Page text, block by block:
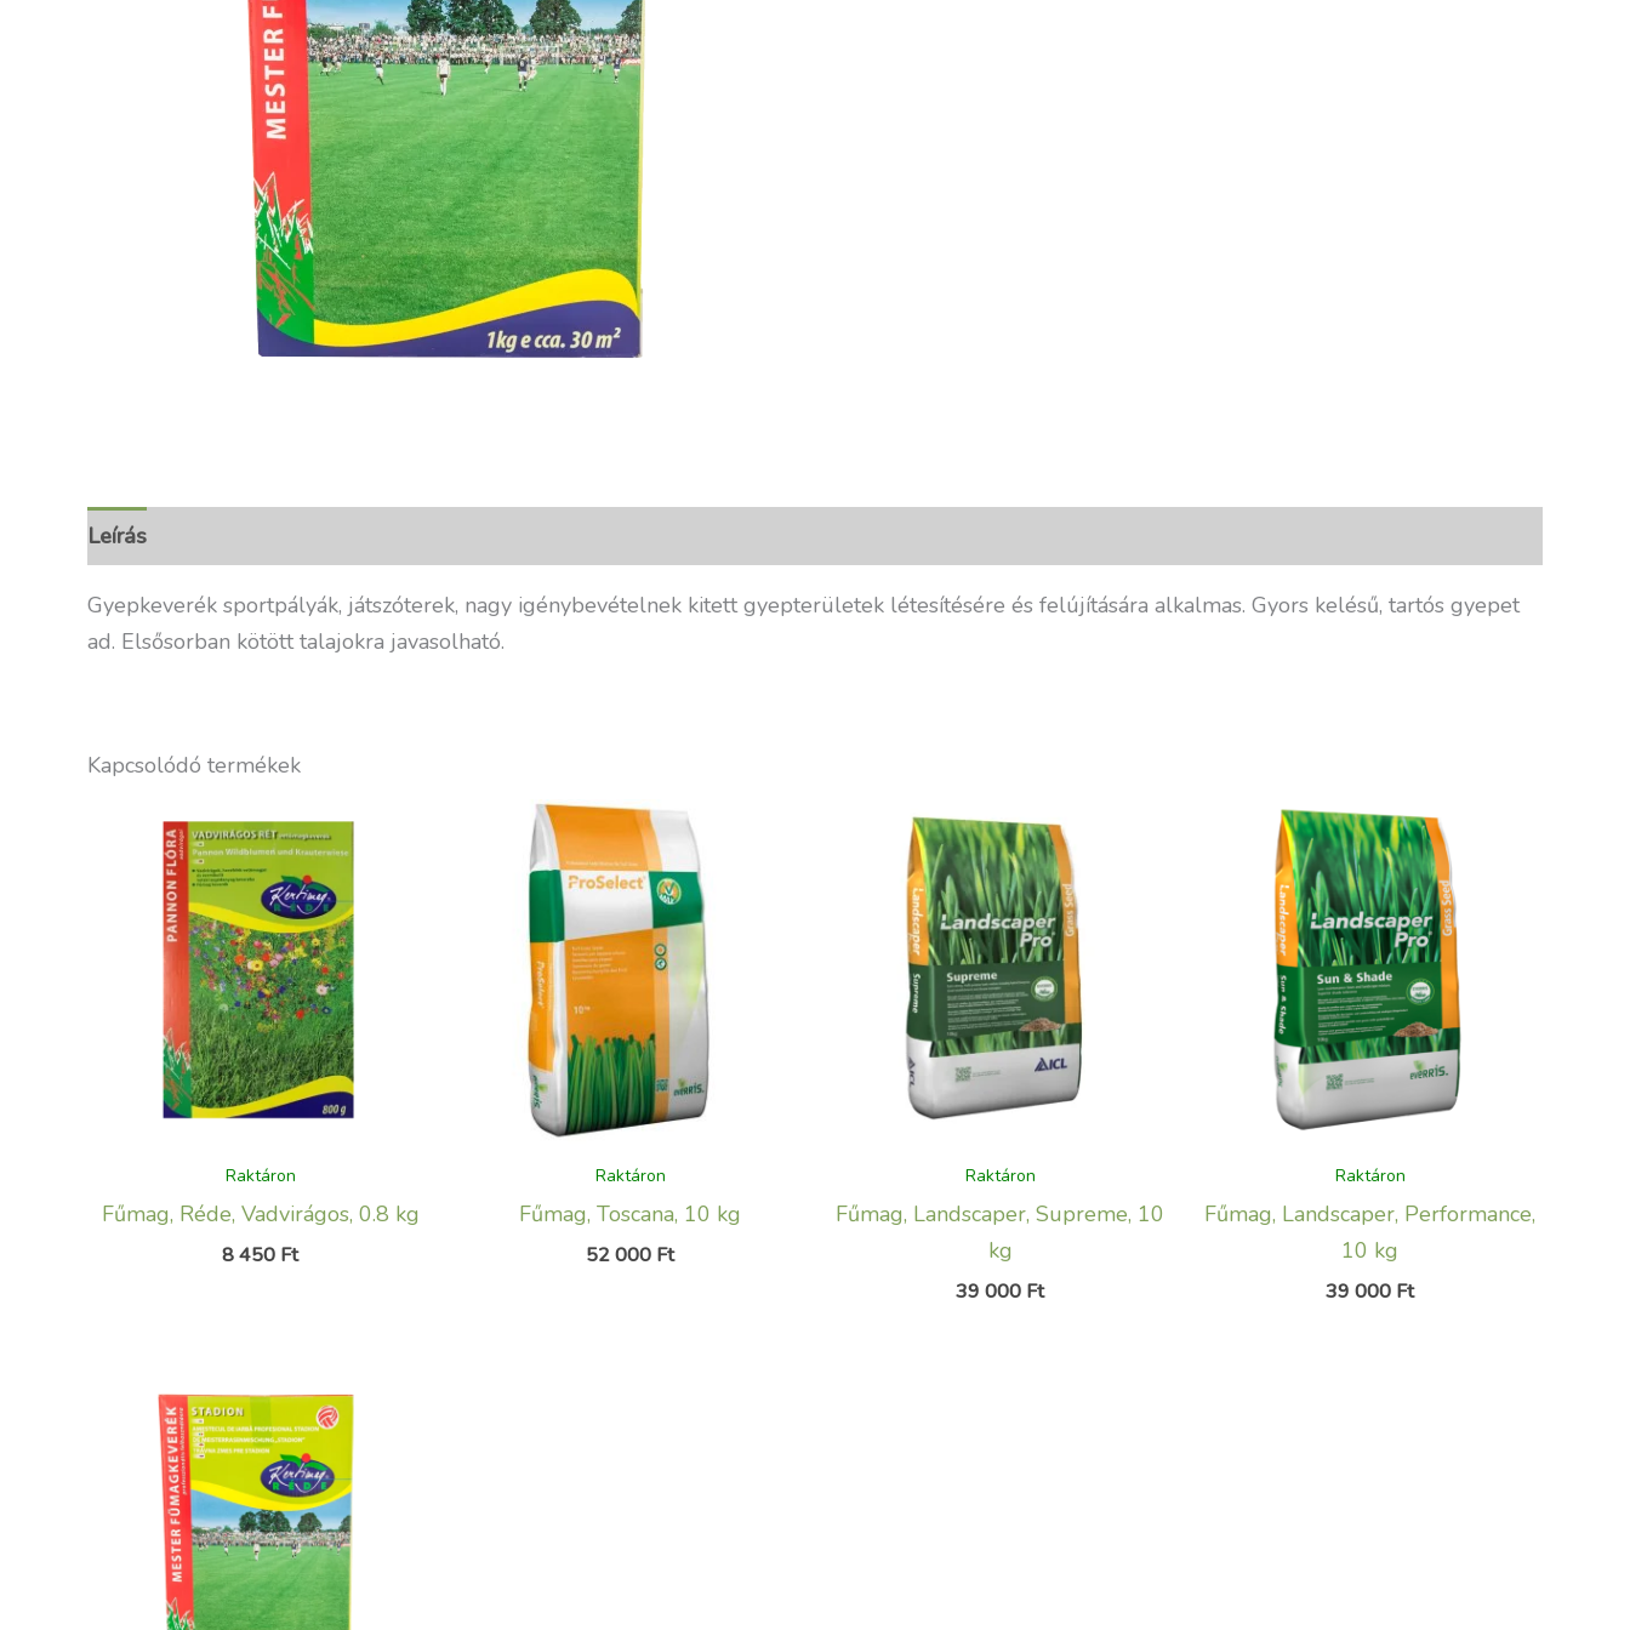
Leírás
Gyepkeverék sportpályák, játszóterek, nagy igénybevételnek kitett gyepterületek létesítésére és felújítására alkalmas. Gyors kelésű, tartós gyepet
ad. Elsősorban kötött talajokra javasolható.
Kapcsolódó termékek
Raktáron
Fűmag, Réde, Vadvirágos, 0.8 kg
8 450 Ft
Raktáron
Fűmag, Toscana, 10 kg
52 000 Ft
Raktáron
Fűmag, Landscaper, Supreme, 10
kg
39 000 Ft
Raktáron
Fűmag, Landscaper, Performance,
10 kg
39 000 Ft